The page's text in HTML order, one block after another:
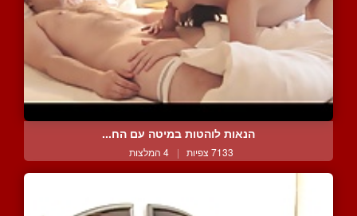
הנאות לוהטות במיטה עם הח...
7133 צפיות | 4 המלצות